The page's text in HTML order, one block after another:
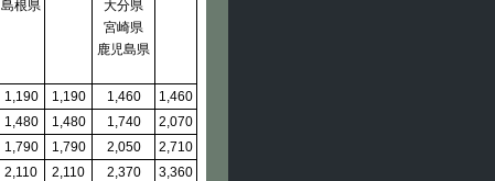
島根県
大分県
宮崎県
鹿児島県
1,190 1,190 1,460
1,460
1,480 1,480 1,740
2,070
1,790 1,790 2,050
2,710
2,110 2,110 2,370
3,360